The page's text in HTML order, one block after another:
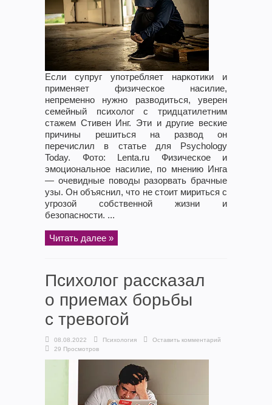
Если супруг употребляет наркотики и
применяет физическое насилие,
непременно нужно разводиться, уверен
семейный психолог с тридцатилетним
стажем Стивен Инг. Эти и другие веские
причины решиться на развод он
перечислил в статье для Psychology
Today. Фото: Lenta.ru Физическое и
эмоциональное насилие, по мнению Инга
— очевидные поводы разорвать брачные
узы. Он объяснил, что не стоит мириться с
угрозой собственной жизни и
безопасности. ...
Читать далее »
Психолог рассказал
о приемах борьбы
с тревогой
08.08.2022 Психология
Оставить комментарий
29 Просмотров